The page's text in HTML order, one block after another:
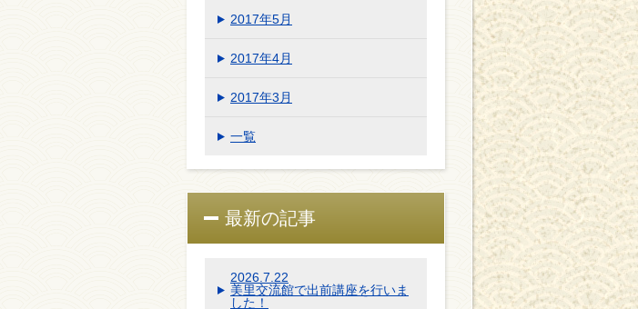
2017年5月
2017年4月
2017年3月
一覧
最新の記事
2026.7.22
美里交流館で出前講座を行いま
した！